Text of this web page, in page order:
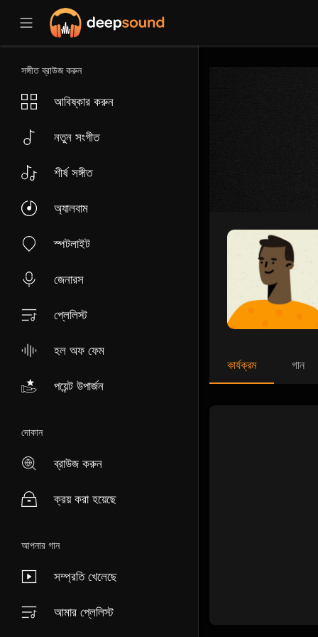
সঙ্গীত ব্রাউজ করুন
আবিষ্কার করুন
নতুন সংগীত
শীর্ষ সঙ্গীত
অ্যালবাম
স্পটলাইট
জেনারস
প্লেলিস্ট
হল অফ ফেম
পয়েন্ট উপার্জন
দোকান
ব্রাউজ করুন
ক্রয় করা হয়েছে
আপনার গান
সম্প্রতি খেলেছে
আমার প্লেলিস্ট
কার্যক্রম গান